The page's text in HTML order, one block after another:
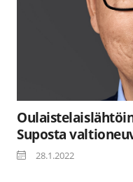
Suposta
28.1.2022